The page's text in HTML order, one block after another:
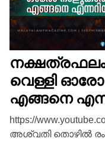
വെള്ളി
എങ്ങനെ
https://
അശ്വതി തൊഴിൽ